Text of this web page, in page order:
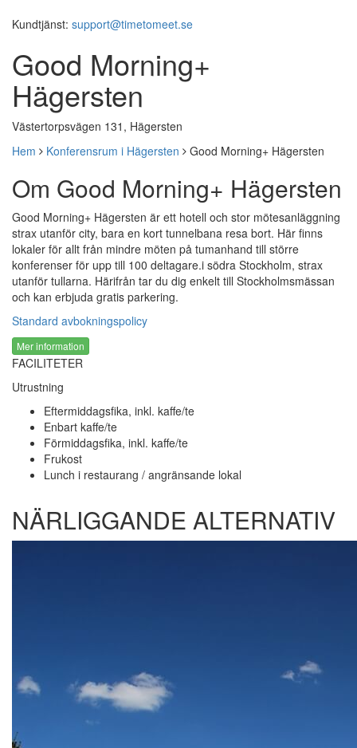
Kundtjänst: support@timetomeet.se
Good Morning+
Hägersten
Västertorpsvägen 131, Hägersten
Hem
Konferensrum i Hägersten Good Morning+ Hägersten
Om Good Morning+ Hägersten
Good Morning+ Hägersten är ett hotell och stor mötesanläggning
strax utanför city, bara en kort tunnelbana resa bort. Här finns
lokaler för allt från mindre möten på tumanhand till större
konferenser för upp till 100 deltagare.i södra Stockholm, strax
utanför tullarna. Härifrån tar du dig enkelt till Stockholmsmässan
och kan erbjuda gratis parkering.
Standard avbokningspolicy
Mer information
FACILITETER
Utrustning
Eftermiddagsfika, inkl. kaffe/te
Enbart kaffe/te
Förmiddagsfika, inkl. kaffe/te
Frukost
Lunch i restaurang / angränsande lokal
NÄRLIGGANDE ALTERNATIV